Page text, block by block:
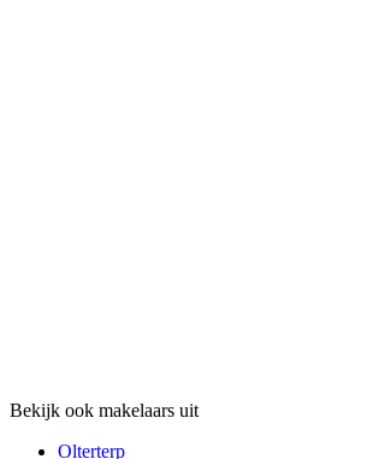
Bekijk ook makelaars uit
Olterterp